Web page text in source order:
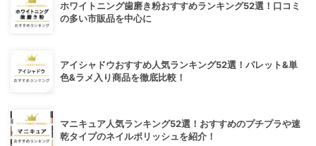
ホワイトニング歯磨き粉おすすめランキング52選！口コミ
の多い市販品を中心に
アイシャドウおすすめ人気ランキング52選！パレット&単
色&ラメ入り商品を徹底比較！
マニキュア人気ランキング52選！おすすめのプチプラや速
乾タイプのネイルポリッシュを紹介！